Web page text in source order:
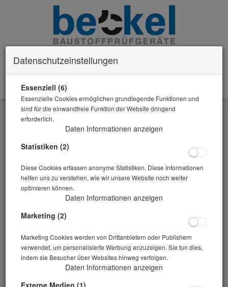
Zurück
Alle Artikel zeigen aus: Waagen
Datenschutzeinstellungen
Essenziell (6)
Essenzielle Cookies ermöglichen grundlegende Funktionen und
sind für die einwandfreie Funktion der Website dringend
erforderlich.
Daten Informationen anzeigen
Statistiken (2)
Diese Cookies erfassen anonyme Statistiken. Diese Informationen
helfen uns zu verstehen, wie wir unsere Website noch weiter
optimieren können.
Daten Informationen anzeigen
Marketing (2)
Marketing Cookies werden von Drittanbietern oder Publishern
verwendet, um personalisierte Werbung anzuzeigen. Sie tun dies,
indem sie Besucher über Websites hinweg verfolgen.
Daten Informationen anzeigen
Externe Medien (1)